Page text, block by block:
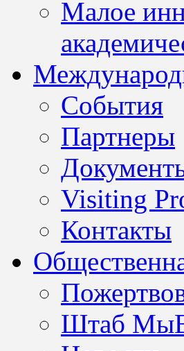
Малое
События
Партнеры
Visiting
Контакты
Штаб